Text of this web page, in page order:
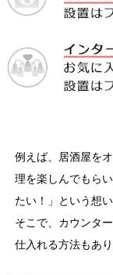
例えば、居酒屋を
理を楽しんでもら
たい！」という想
そこで、カウンタ
仕入れる方法もあり